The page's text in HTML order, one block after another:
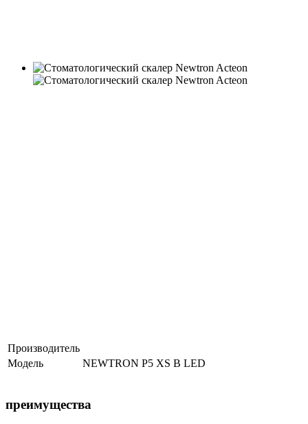
Производитель
Модель
NEWTRON P5 XS B LED
преимущества